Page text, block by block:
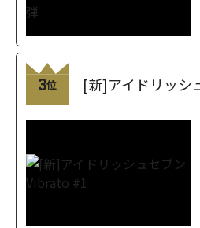
3位 [新]アイドリッシ